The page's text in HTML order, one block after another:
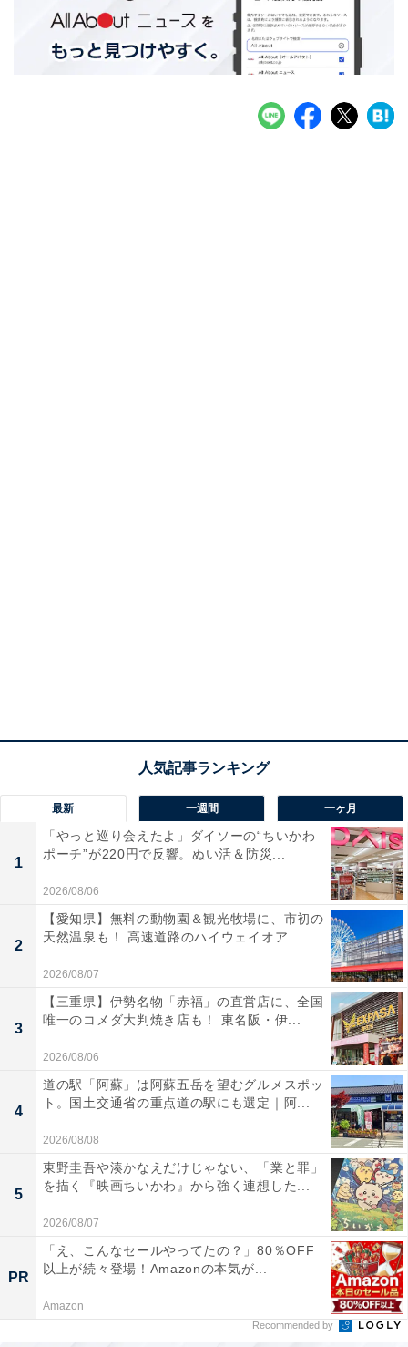
最新 一週間 一ヶ月
1
「やっと巡り会えたよ」ダイソーの“ちいかわ
ポーチ”が220円で反響。ぬい活＆防災...
2026/08/06
2
【愛知県】無料の動物園＆観光牧場に、市初の
天然温泉も！ 高速道路のハイウェイオア...
2026/08/07
3
【三重県】伊勢名物「赤福」の直営店に、全国
唯一のコメダ大判焼き店も！ 東名阪・伊...
2026/08/06
4
道の駅「阿蘇」は阿蘇五岳を望むグルメスポッ
ト。国土交通省の重点道の駅にも選定｜阿...
2026/08/08
5
東野圭吾や湊かなえだけじゃない、「業と罪」
を描く『映画ちいかわ』から強く連想した...
2026/08/07
PR
「え、こんなセールやってたの？」80％OFF
以上が続々登場！Amazonの本気が...
Amazon
Recommended by